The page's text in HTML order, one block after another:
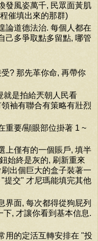
發風姿萬千, 民眾面黃肌
催填出來的那群)
論道德法治. 每個人都在
己多爭取點多留點, 哪管
? 那先革你命, 再帶你
就是拍給兲朝人民看
袖有聯合有策略有壯烈
重要/顯眼部位掛著 1 ~
上僅有的一個賬戶, 填半
始終是灰的, 刷新重來
出個巨大的盒子裝著一
提交" 才尼瑪能填完其他
界面, 每次都得從狗屁列
, 才讓你看到基本信息.
用的定活互轉安排在 "投